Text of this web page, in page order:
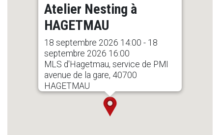
Atelier Nesting à
HAGETMAU
18 septembre 2026 14:00 - 18
septembre 2026 16:00
MLS d'Hagetmau, service de PMI
avenue de la gare, 40700
HAGETMAU